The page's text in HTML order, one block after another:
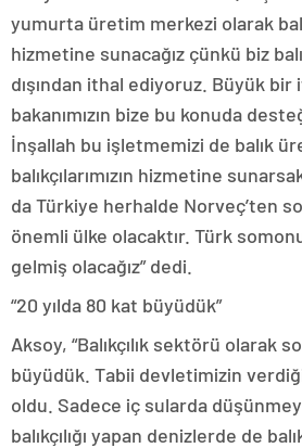
yumurta üretim merkezi olarak
hizmetine sunacağız çünkü biz
dışından ithal ediyoruz. Büyük bir
bakanımızın bize bu konuda
İnşallah bu işletmemizi de balık
balıkçılarımızın hizmetine
da Türkiye herhalde Norveç’ten
önemli ülke olacaktır. Türk
gelmiş olacağız” dedi.
“20 yılda 80 kat büyüdük”
Aksoy, “Balıkçılık sektörü olarak
büyüdük. Tabii devletimizin
oldu. Sadece iç sularda
balıkçılığı yapan denizlerde de